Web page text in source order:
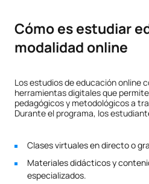
Cómo es estudiar
modalidad online
Los estudios de educación online
herramientas digitales que
pedagógicos y metodológicos a
Durante el programa, los
Clases virtuales en directo o
Materiales didácticos y
especializados.